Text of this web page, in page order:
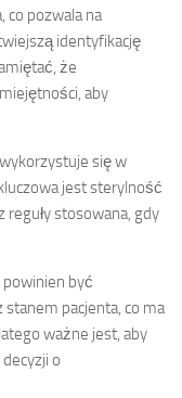
co pozwala na
identyfikację
że
aby
się w
jest sterylność
reguły stosowana, gdy
być
pacjenta, co ma
ważne jest, aby
o